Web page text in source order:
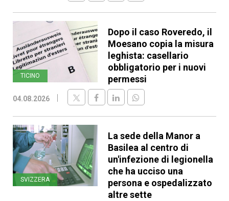
TICINO
Dopo il caso Roveredo, il
Moesano copia la misura
leghista: casellario
obbligatorio per i nuovi
permessi
04.08.2026
SVIZZERA
La sede della Manor a
Basilea al centro di
un'infezione di legionella
che ha ucciso una
persona e ospedalizzato
altre sette